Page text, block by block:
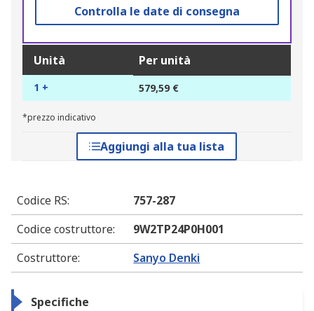
Controlla le date di consegna
Unità Per unità
1 + 579,59 €
*prezzo indicativo
Aggiungi alla tua lista
Codice RS:
757-287
Codice costruttore:
9W2TP24P0H001
Costruttore: Sanyo Denki
Specifiche